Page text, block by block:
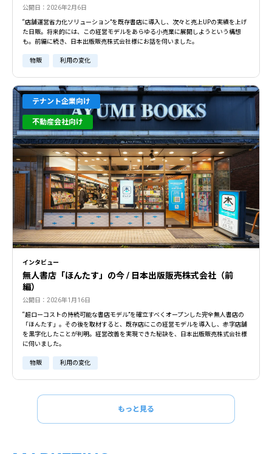
公開日：2026年2月6日
“店舗運営省力化ソリューション”を既存書店に導入し、次々と売上UPの実績を上げ
た日販。将来的には、この経営モデルをあらゆる小売業に展開しようという構想
も。前編に続き、日本出版販売株式会社様にお話を伺いました。
物販 利用の変化
インタビュー
無人書店「ほんたす」の今 / 日本出版販売株式会社（前
編）
公開日：2026年1月16日
“超ローコストの持続可能な書店モデル”を確立すべくオープンした完全無人書店の
「ほんたす」。その後を取材すると、既存店にこの経営モデルを導入し、赤字店舗
を黒字化したことが判明。経営改善を実現できた秘訣を、日本出版販売株式会社様
に伺いました。
物販 利用の変化
テナント企業向け
不動産会社向け
もっと見る